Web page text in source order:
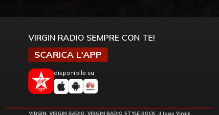
VIRGIN RADIO SEMPRE CON TE!
SCARICA L'APP
disponibile su
VIRGIN, VIRGIN RADIO, VIRGIN RADIO STYLE ROCK, il logo Virgin